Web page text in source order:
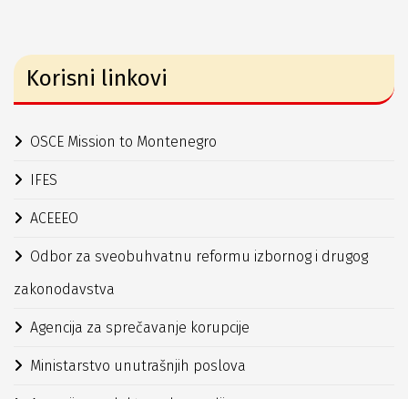
Korisni linkovi
OSCE Mission to Montenegro
IFES
ACEEEO
Odbor za sveobuhvatnu reformu izbornog i drugog
zakonodavstva
Agencija za sprečavanje korupcije
Ministarstvo unutrašnjih poslova